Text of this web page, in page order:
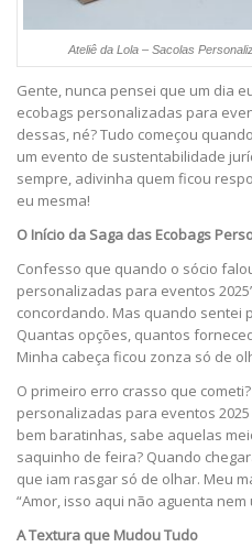
Ateliê da Lola – Sacolas
Gente, nunca pensei que um dia
ecobags personalizadas para
dessas, né? Tudo começou
um evento de sustentabilidade
sempre, adivinha quem ficou
eu mesma!
O Início da Saga das Ecobags
Confesso que quando o sócio
personalizadas para eventos
concordando. Mas quando
Quantas opções, quantos
Minha cabeça ficou zonza só de
O primeiro erro crasso que
personalizadas para eventos
bem baratinhas, sabe aquelas
saquinho de feira? Quando
que iam rasgar só de olhar. Meu
“Amor, isso aqui não aguenta nem
A Textura que Mudou Tudo